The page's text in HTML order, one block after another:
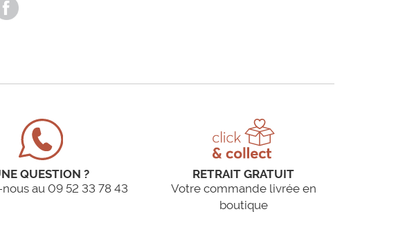
QUESTION ?
au 09 52 33 78 43
RETRAIT GRATUIT
Votre commande livrée en
boutique